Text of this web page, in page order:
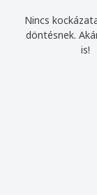
Nincs
döntésnek.
is!